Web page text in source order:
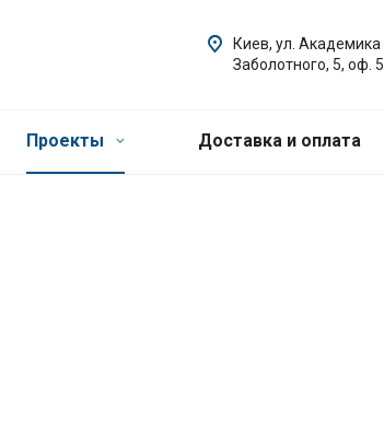
Киев, ул. Академика
Заболотного, 5, оф. 5
Проекты Доставка и оплата